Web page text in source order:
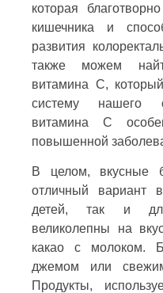
которая
кишечника и
развития
также можем
витамина С,
систему нашего
витамина С
повышенной
В целом, вкусные
отличный вариант
детей, так и
великолепны на
какао с молоком.
джемом или
Продукты,